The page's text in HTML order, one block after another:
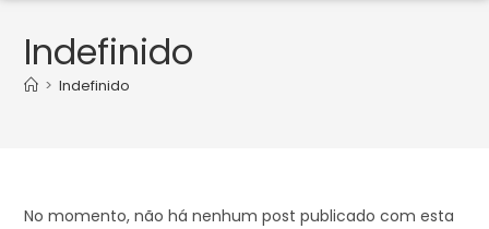
Indefinido
> Indefinido
No momento, não há nenhum post publicado com esta